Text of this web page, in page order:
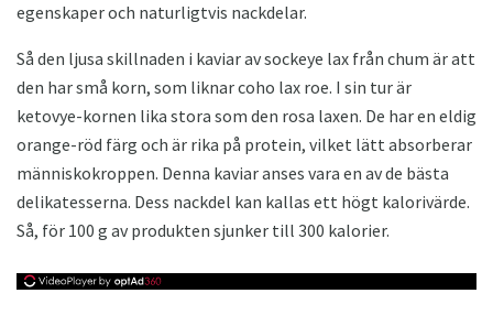
egenskaper och naturligtvis nackdelar.
Så den ljusa skillnaden i kaviar av sockeye lax från chum är att
den har små korn, som liknar coho lax roe. I sin tur är
ketovye-kornen lika stora som den rosa laxen. De har en eldig
orange-röd färg och är rika på protein, vilket lätt absorberar
människokroppen. Denna kaviar anses vara en av de bästa
delikatesserna. Dess nackdel kan kallas ett högt kalorivärde.
Så, för 100 g av produkten sjunker till 300 kalorier.